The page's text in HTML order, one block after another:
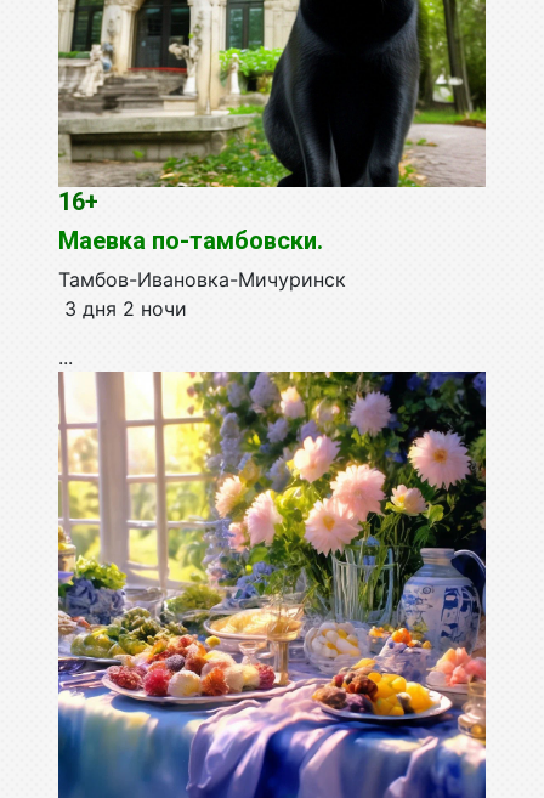
16+
Маевка по-тамбовски.
Тамбов-Ивановка-Мичуринск
3 дня 2 ночи
...